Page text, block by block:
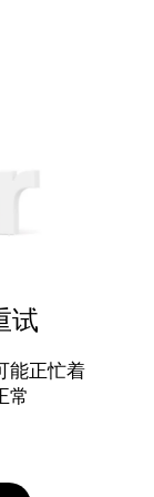
试
能正忙着
常